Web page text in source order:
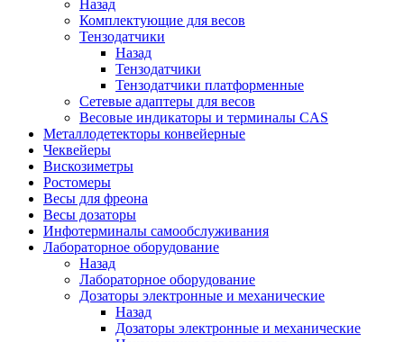
Назад
Комплектующие для весов
Тензодатчики
Назад
Тензодатчики
Тензодатчики платформенные
Сетевые адаптеры для весов
Весовые индикаторы и терминалы CAS
Металлодетекторы конвейерные
Чеквейеры
Вискозиметры
Ростомеры
Весы для фреона
Весы дозаторы
Инфотерминалы самообслуживания
Лабораторное оборудование
Назад
Лабораторное оборудование
Дозаторы электронные и механические
Назад
Дозаторы электронные и механические